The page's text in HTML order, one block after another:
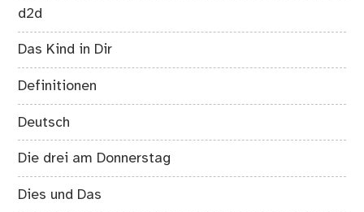
d2d
Das Kind in Dir
Definitionen
Deutsch
Die drei am Donnerstag
Dies und Das